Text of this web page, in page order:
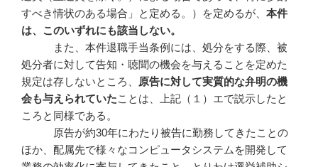
すべき情状のある場合」と定める。）を定めるが、 本件
は、このいずれにも該当しない。
また、本件退職手当条例には、処分をする際、被
処分者に対して告知・聴聞の機会を与えることを定めた
規定は存しないところ、
原告に対して実質的な弁明の機
会も与えられていたことは、上記（１）エで説示したと
ころと同様である。
原告が約30年にわたり被告に勤務してきたことの
ほか、配属先で様々なコンピュータシステムを開発して